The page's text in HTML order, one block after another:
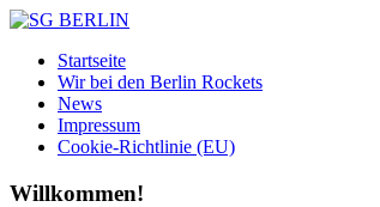
Zum
springen
BERLIN
DAMEN
FLOORBALL
TEAM
Startseite
Wir bei den Berlin Rockets
News
Impressum
Cookie-Richtlinie (EU)
Willkommen!